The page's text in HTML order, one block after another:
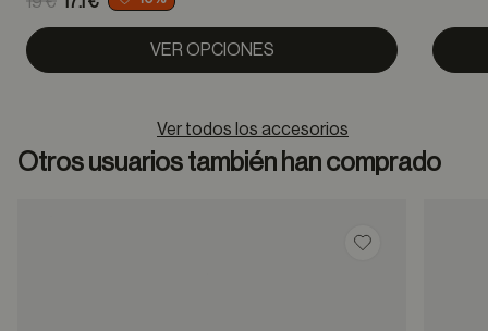
to VER OPCIONES
Ver todos los accesorios
Otros usuarios también han comprado
Guardar en